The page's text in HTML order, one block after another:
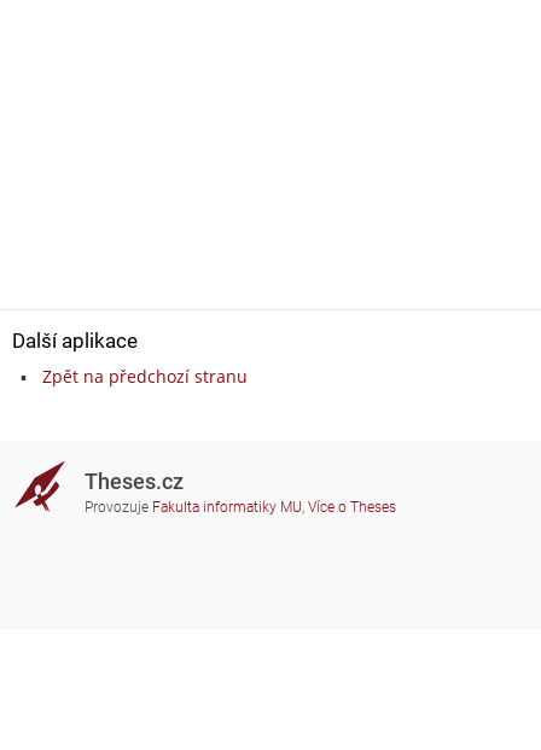
Další aplikace
Zpět na předchozí stranu
Theses.cz
Provozuje Fakulta informatiky MU, Více o Theses